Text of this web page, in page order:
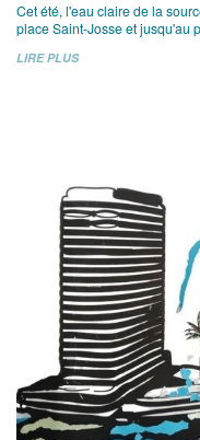
Cet été, l'eau claire de la
place Saint-Josse et jusqu'au
LIRE PLUS